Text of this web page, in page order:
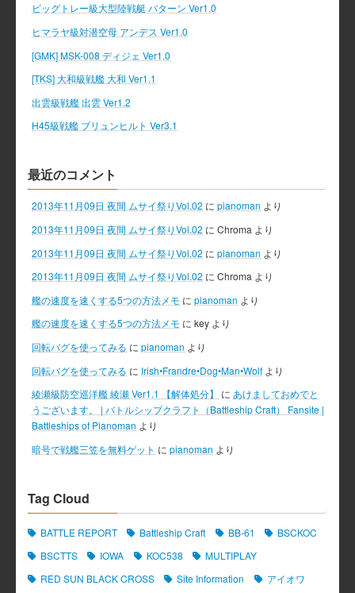
ビッグトレー級大型陸戦艇 バターン Ver1.0
ヒマラヤ級対潜空母 アンデス Ver1.0
[GMK] MSK-008 ディジェ Ver1.0
[TKS] 大和級戦艦 大和 Ver1.1
出雲級戦艦 出雲 Ver1.2
H45級戦艦 ブリュンヒルト Ver3.1
最近のコメント
2013年11月09日 夜間 ムサイ祭りVol.02 に pianoman より
2013年11月09日 夜間 ムサイ祭りVol.02 に Chroma より
2013年11月09日 夜間 ムサイ祭りVol.02 に pianoman より
2013年11月09日 夜間 ムサイ祭りVol.02 に Chroma より
艦の速度を速くする5つの方法メモ に pianoman より
艦の速度を速くする5つの方法メモ に key より
回転バグを使ってみる に pianoman より
回転バグを使ってみる に Irish•Frandre•Dog•Man•Wolf より
綾瀬級防空巡洋艦 綾瀬 Ver1.1 【解体処分】
に あけましておめでと
うございます。 | バトルシップクラフト（Battleship Craft） Fansite |
Battleships of Pianoman より
暗号で戦艦三笠を無料ゲット に pianoman より
Tag Cloud
BATTLE REPORT Battleship Craft BB-61
BSCKOC
BSCTTS
IOWA KOC538
MULTIPLAY
RED SUN BLACK CROSS
Site Information アイオワ